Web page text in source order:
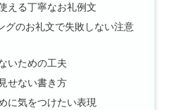
える丁寧なお礼例文
グのお礼文で失敗しない注意
いための工夫
せない書き方
に気をつけたい表現